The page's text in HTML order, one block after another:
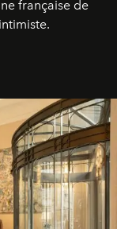
française de